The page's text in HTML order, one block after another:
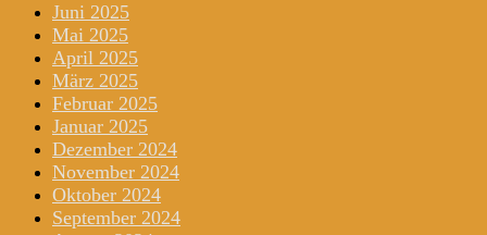
Juni 2025
Mai 2025
April 2025
März 2025
Februar 2025
Januar 2025
Dezember 2024
November 2024
Oktober 2024
September 2024